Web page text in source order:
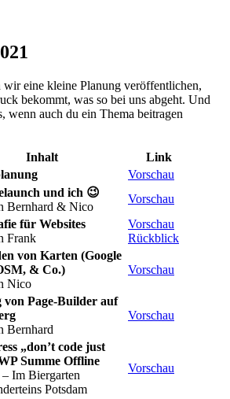
eine kleine Planung veröffentlichen,
bekommt, was so bei uns abgeht. Und
wenn auch du ein Thema beitragen
Inhalt
Link
Vorschau
und ich 😉
Bernhard & Nico
Vorschau
für Websites
Frank
Vorschau
Rückblick
von Karten (Google
& Co.)
Nico
Vorschau
von Page-Builder auf
Bernhard
Vorschau
„don’t code just
Summe Offline
– Im Biergarten
Potsdam
Vorschau